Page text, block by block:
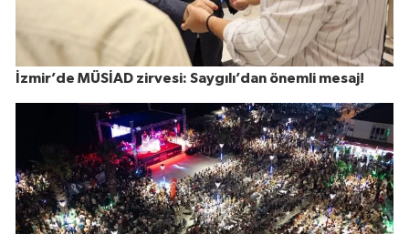
İzmir’de MÜSİAD zirvesi: Saygılı’dan önemli mesaj!